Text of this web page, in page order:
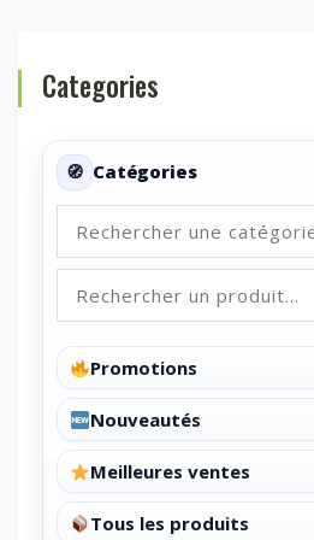
Categories
Catégories
Promotions
Nouveautés
Meilleures ventes
Tous les produits